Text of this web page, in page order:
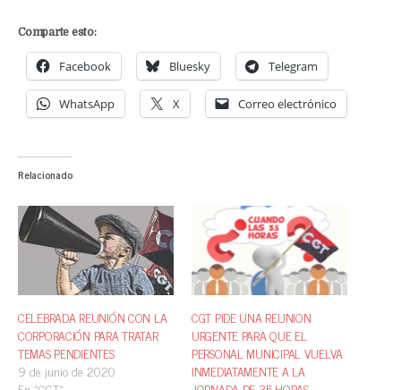
Comparte esto:
Facebook Bluesky Telegram
WhatsApp X Correo electrónico
Relacionado
CELEBRADA REUNIÓN CON LA
CORPORACIÓN PARA TRATAR
TEMAS PENDIENTES
9 de junio de 2020
CGT PIDE UNA REUNION
URGENTE PARA QUE EL
PERSONAL MUNICIPAL VUELVA
INMEDIATAMENTE A LA